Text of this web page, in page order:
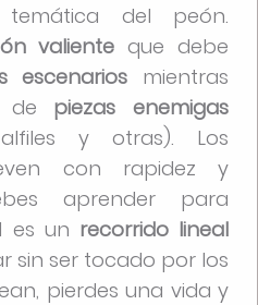
del peón.
valiente que debe
escenarios mientras
de piezas enemigas
y otras). Los
con rapidez y
aprender para
es un recorrido lineal
sin ser tocado por los
pierdes una vida y